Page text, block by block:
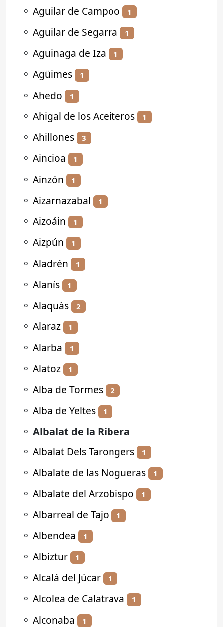
⚬ Aguilar de Campoo 1
⚬ Aguilar de Segarra 1
⚬ Aguinaga de Iza 1
⚬ Agüimes 1
⚬ Ahedo 1
⚬ Ahigal de los Aceiteros 1
⚬ Ahillones 3
⚬ Aincioa 1
⚬ Ainzón 1
⚬ Aizarnazabal 1
⚬ Aizoáin 1
⚬ Aizpún 1
⚬ Aladrén 1
⚬ Alanís 1
⚬ Alaquàs 2
⚬ Alaraz 1
⚬ Alarba 1
⚬ Alatoz 1
⚬ Alba de Tormes 2
⚬ Alba de Yeltes 1
⚬ Albalat de la Ribera
⚬ Albalat Dels Tarongers 1
⚬ Albalate de las Nogueras 1
⚬ Albalate del Arzobispo 1
⚬ Albarreal de Tajo 1
⚬ Albendea 1
⚬ Albiztur 1
⚬ Alcalá del Júcar 1
⚬ Alcolea de Calatrava 1
⚬ Alconaba 1